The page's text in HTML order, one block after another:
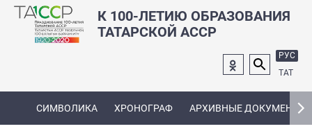
К 100-ЛЕТИЮ ОБРАЗОВАНИЯ
ТАТАРСКОЙ АССР
РУС
ТАТ
СИМВОЛИКА ХРОНОГРАФ АРХИВНЫЕ ДОКУМЕНТЫ